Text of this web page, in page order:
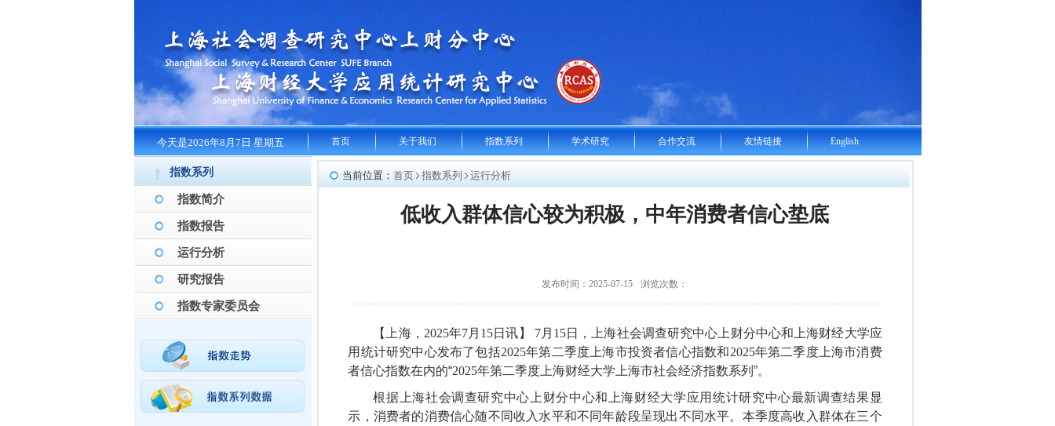
今天是2026年8月7日 星期五 首页 关于我们 指数系列 学术研究 合作交流 友情链接 English
指数系列
指数简介
指数报告
运行分析
研究报告
指数专家委员会
当前位置： 首页 指数系列 运行分析
低收入群体信心较为积极，中年消费者信心垫底
发布时间：2025-07-15 浏览次数：
【上海， 2025年7月 15日讯】 7月 15日，上海社会调查研究中心上财分中心和上海财经大学应
用统计研究中心发布了包括2025年第二季度上海市投资者信心指数和2025年第二季度上海市消费
者信心指数在内的“2025年第二季度上海财经大学上海市社会经济指数系列”。
根据上海社会调查研究中心上财分中心和上海财经大学应用统计研究中心最新调查结果显
示，消费者的消费信心随不同收入水平和不同年龄段呈现出不同水平。本季度高收入群体在三个